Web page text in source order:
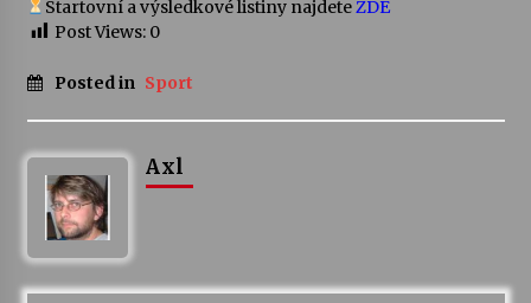
14. 7. 2026
Za kulturou kousek za Humpolec. V Želivě ožije
odkaz Josefa Čapka
Želiv
Startovní a výsledkové listiny najdeteZDE
Post Views: 0
Posted in Sport
Axl